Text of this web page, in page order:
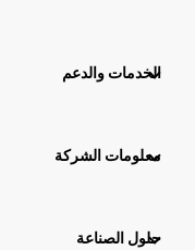
الخدمات والدعم
معلومات الشركة
حلول الصناعة